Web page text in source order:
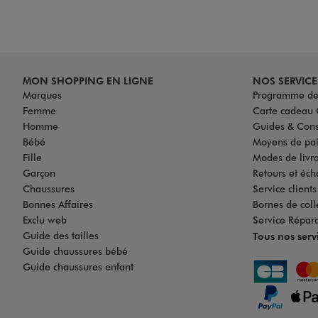
MON SHOPPING EN LIGNE
Marques
Femme
Homme
Bébé
Fille
Garçon
Chaussures
Bonnes Affaires
Exclu web
Guide des tailles
Guide chaussures bébé
Guide chaussures enfant
NOS
Programme
Carte cadeau
Guides &
Moyens de
Modes de
Retours et
Service
Bornes de
Service
Tous nos